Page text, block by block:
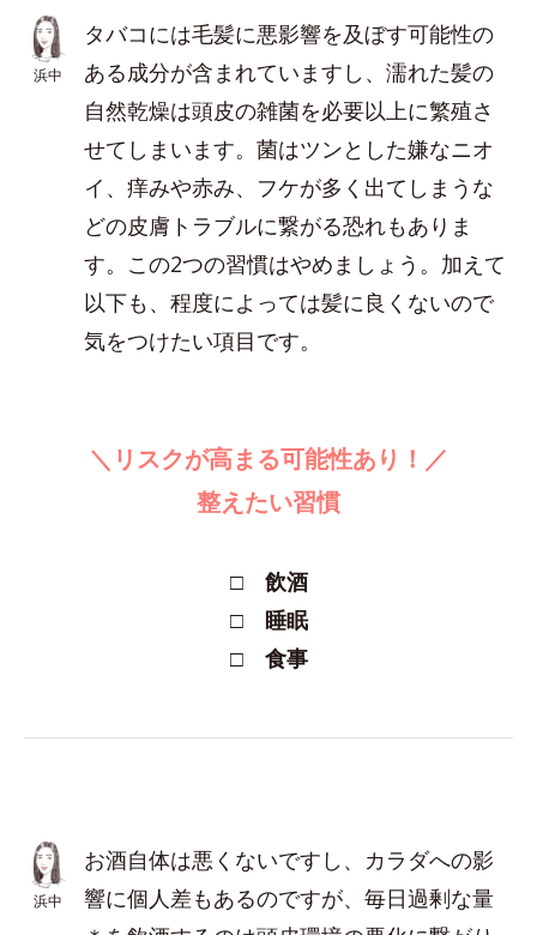
浜中
タバコには毛髪に悪影響を及ぼす可能性の
ある成分が含まれていますし、濡れた髪の
自然乾燥は頭皮の雑菌を必要以上に繁殖さ
せてしまいます。菌はツンとした嫌なニオ
イ、痒みや赤み、フケが多く出てしまうな
どの皮膚トラブルに繋がる恐れもありま
す。この2つの習慣はやめましょう。加えて
以下も、程度によっては髪に良くないので
気をつけたい項目です。
＼リスクが高まる可能性あり！／
整えたい習慣
□ 飲酒
□ 睡眠
□ 食事
浜中
お酒自体は悪くないですし、カラダへの影
響に個人差もあるのですが、毎日過剰な量